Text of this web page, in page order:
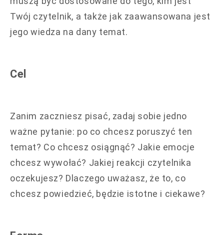
Twój czytelnik, a także jak zaawansowana jest
jego wiedza na dany temat.
Cel
Zanim zaczniesz pisać, zadaj sobie jedno
ważne pytanie: po co chcesz poruszyć ten
temat? Co chcesz osiągnąć? Jakie emocje
chcesz wywołać? Jakiej reakcji czytelnika
oczekujesz? Dlaczego uważasz, że to, co
chcesz powiedzieć, będzie istotne i ciekawe?